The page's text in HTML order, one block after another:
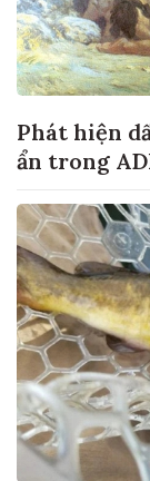
Phát hiện
ẩn trong